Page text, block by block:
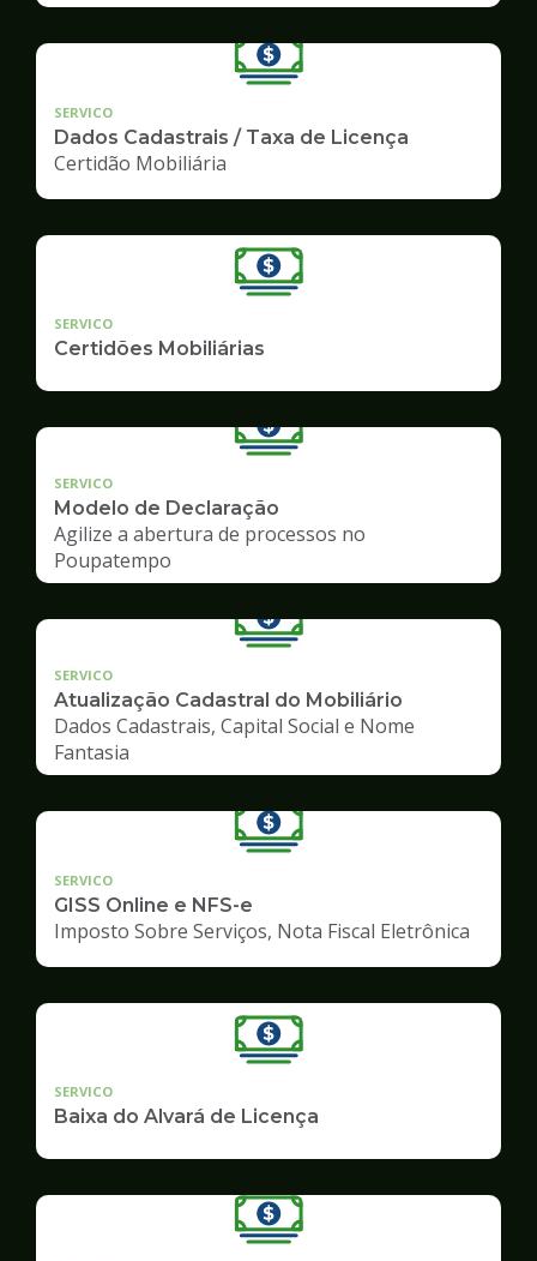
SERVICO
Dados Cadastrais / Taxa de Licença
Certidão Mobiliária
SERVICO
Certidões Mobiliárias
SERVICO
Modelo de Declaração
Agilize a abertura de processos no
Poupatempo
SERVICO
Atualização Cadastral do Mobiliário
Dados Cadastrais, Capital Social e Nome
Fantasia
SERVICO
GISS Online e NFS-e
Imposto Sobre Serviços, Nota Fiscal Eletrônica
SERVICO
Baixa do Alvará de Licença